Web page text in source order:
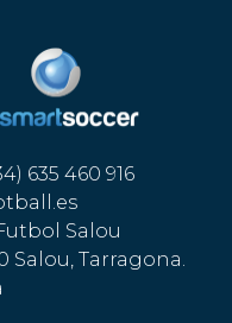
635 460 916
Salou
Salou, Tarragona.